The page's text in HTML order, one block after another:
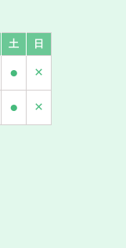
土
日
● ×
● ×